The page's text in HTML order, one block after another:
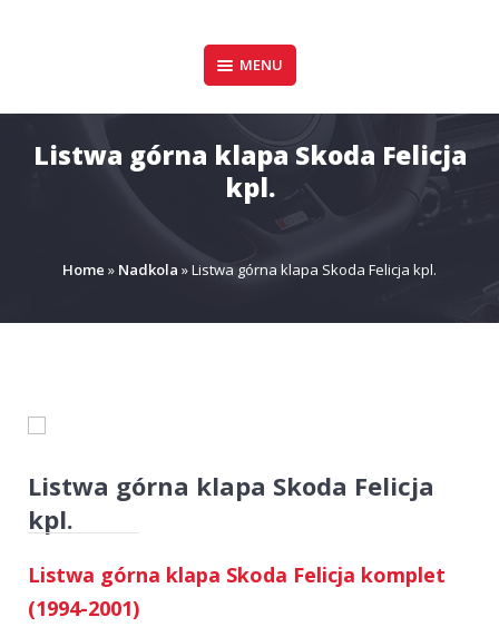
P.P.H.U. DAWID
GAŁUSZKA
Design & Style
MENU
Listwa górna klapa Skoda Felicja
kpl.
Home » Nadkola »Listwa górna klapa Skoda Felicja kpl.
Listwa górna klapa Skoda Felicja
kpl.
Listwa górna klapa Skoda Felicja komplet
(1994-2001)